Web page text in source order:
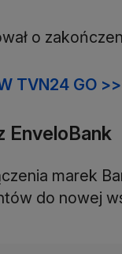
o
TVN24 GO
EnveloBank
marek
do nowej